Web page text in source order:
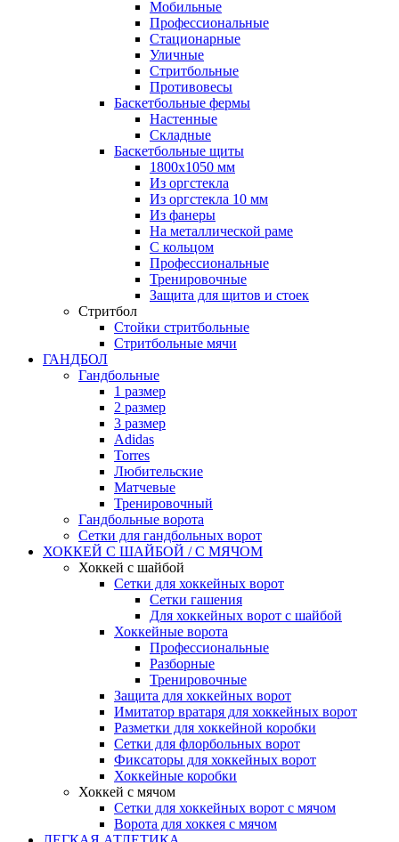
Мобильные
Профессиональные
Стационарные
Уличные
Стритбольные
Противовесы
Баскетбольные фермы
Настенные
Складные
Баскетбольные щиты
1800х1050 мм
Из оргстекла
Из оргстекла 10 мм
Из фанеры
На металлической раме
С кольцом
Профессиональные
Тренировочные
Защита для щитов и стоек
Стритбол
Стойки стритбольные
Стритбольные мячи
ГАНДБОЛ
Гандбольные
1 размер
2 размер
3 размер
Adidas
Torres
Любительские
Матчевые
Тренировочный
Гандбольные ворота
Сетки для гандбольных ворот
ХОККЕЙ С ШАЙБОЙ / С МЯЧОМ
Хоккей с шайбой
Сетки для хоккейных ворот
Сетки гашения
Для хоккейных ворот с шайбой
Хоккейные ворота
Профессиональные
Разборные
Тренировочные
Защита для хоккейных ворот
Имитатор вратаря для хоккейных ворот
Разметки для хоккейной коробки
Сетки для флорбольных ворот
Фиксаторы для хоккейных ворот
Хоккейные коробки
Хоккей с мячом
Сетки для хоккейных ворот с мячом
Ворота для хоккея с мячом